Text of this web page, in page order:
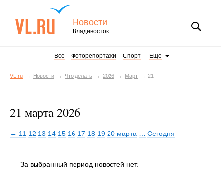
Новости
Владивосток
Все Фоторепортажи Спорт Еще
VL.ru Новости Что делать 2026 Март 21
21 марта 2026
← 11 12 13 14 15 16 17 18 19 20 марта Сегодня
За выбранный период новостей нет.